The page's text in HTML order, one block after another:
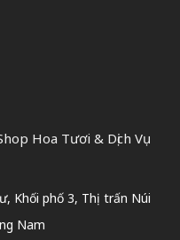
Hoa Tươi & Dịch Vụ
Khối phố 3, Thị trấn Núi
Nam